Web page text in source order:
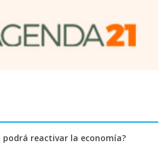
podrá reactivar la economía?